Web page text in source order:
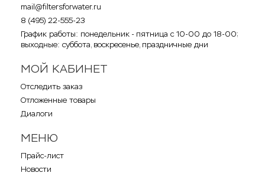
mail@filtersforwater.ru
8 (495) 22-555-23
График работы: понедельник - пятница с 10-00 до 18-00;
выходные: суббота, воскресенье, праздничные дни
МОЙ КАБИНЕТ
Отследить заказ
Отложенные товары
Диалоги
МЕНЮ
Прайс-лист
Новости